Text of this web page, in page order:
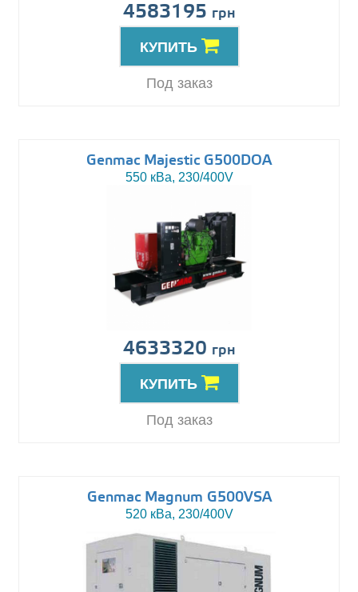
4583195 грн
КУПИТЬ
Под заказ
Genmac Majestic G500DOA
550 кВа, 230/400V
4633320 грн
КУПИТЬ
Под заказ
Genmac Magnum G500VSA
520 кВа, 230/400V